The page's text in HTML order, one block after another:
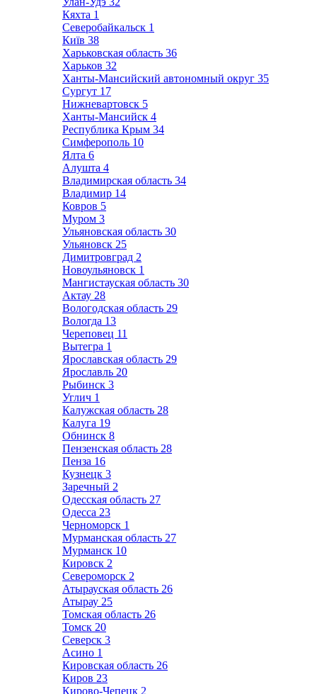
Кяхта 1
Северобайкальск 1
Київ 38
Харьковская область 36
Харьков 32
Ханты-Мансийский автономный округ 35
Сургут 17
Нижневартовск 5
Ханты-Мансийск 4
Республика Крым 34
Симферополь 10
Ялта 6
Алушта 4
Владимирская область 34
Владимир 14
Ковров 5
Муром 3
Ульяновская область 30
Ульяновск 25
Димитровград 2
Новоульяновск 1
Мангистауская область 30
Актау 28
Вологодская область 29
Вологда 13
Череповец 11
Вытегра 1
Ярославская область 29
Ярославль 20
Рыбинск 3
Углич 1
Калужская область 28
Калуга 19
Обнинск 8
Пензенская область 28
Пенза 16
Кузнецк 3
Заречный 2
Одесская область 27
Одесса 23
Черноморск 1
Мурманская область 27
Мурманск 10
Кировск 2
Североморск 2
Атырауская область 26
Атырау 25
Томская область 26
Томск 20
Северск 3
Асино 1
Кировская область 26
Киров 23
Кирово-Чепецк 2